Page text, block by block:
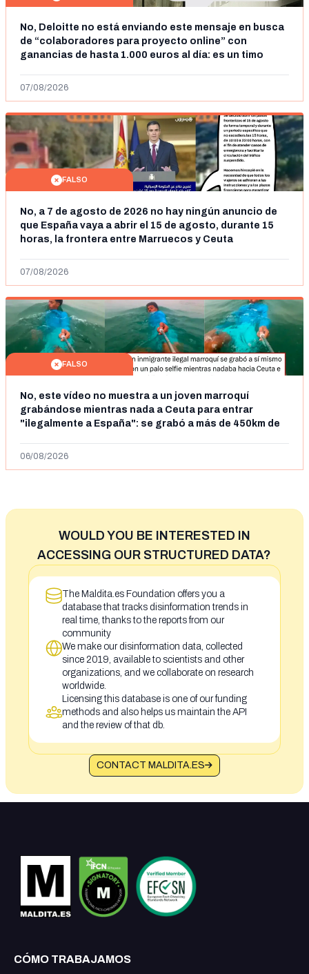
No, Deloitte no está enviando este mensaje en busca
de “colaboradores para proyecto online” con
ganancias de hasta 1.000 euros al día: es un timo
07/08/2026
FALSO
No, a 7 de agosto de 2026 no hay ningún anuncio de
que España vaya a abrir el 15 de agosto, durante 15
horas, la frontera entre Marruecos y Ceuta
07/08/2026
FALSO
No, este vídeo no muestra a un joven marroquí
grabándose mientras nada a Ceuta para entrar
"ilegalmente a España": se grabó a más de 450km de
06/08/2026
WOULD YOU BE INTERESTED IN
ACCESSING OUR STRUCTURED DATA?
The Maldita.es Foundation offers you a
database that tracks disinformation trends in
real time, thanks to the reports from our
community
We make our disinformation data, collected
since 2019, available to scientists and other
organizations, and we collaborate on research
worldwide.
Licensing this database is one of our funding
methods and also helps us maintain the API
and the review of that db.
CONTACT MALDITA.ES
CÓMO TRABAJAMOS